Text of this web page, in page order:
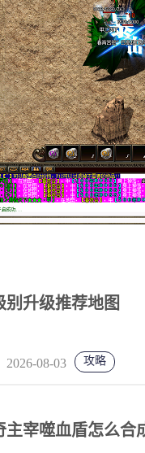
别升级推荐地图
2026-08-03 攻略
主宰噬血盾怎么合